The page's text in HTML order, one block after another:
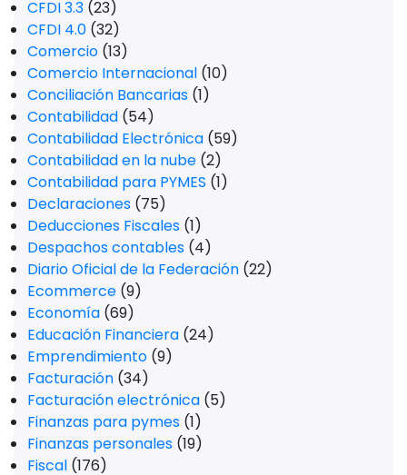
CFDI 3.3 (23)
CFDI 4.0 (32)
Comercio (13)
Comercio Internacional (10)
Conciliación Bancarias (1)
Contabilidad (54)
Contabilidad Electrónica (59)
Contabilidad en la nube (2)
Contabilidad para PYMES (1)
Declaraciones (75)
Deducciones Fiscales (1)
Despachos contables (4)
Diario Oficial de la Federación (22)
Ecommerce (9)
Economía (69)
Educación Financiera (24)
Emprendimiento (9)
Facturación (34)
Facturación electrónica (5)
Finanzas para pymes (1)
Finanzas personales (19)
Fiscal (176)